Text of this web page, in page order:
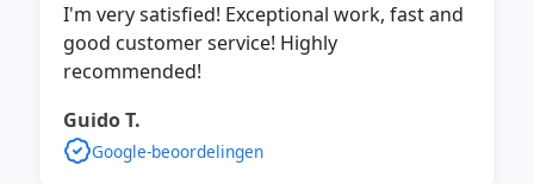
I'm very satisfied! Exceptional work, fast and
good customer service! Highly
recommended!
Guido T.
Google-beoordelingen